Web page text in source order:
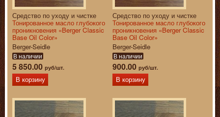
Средство по уходу и чистке
Тонированное масло глубокого
проникновения «Berger Classic
Base Oil Color»
Berger-Seidle
В наличии
5 850.00 руб/шт.
В корзину
Средство по уходу и чистке
Тонированное масло глубокого
проникновения «Berger Classic
Base Oil Color»
Berger-Seidle
В наличии
900.00 руб/шт.
В корзину